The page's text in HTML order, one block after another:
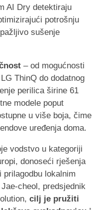
AI Dry detektiraju
potrošnju
sušenje
– od mogućnosti
ThinQ do dodatnog
perilica širine 61
modele poput
u više boja, čime
uređenja doma.
vodstvo u kategoriji
donoseći rješenja
lokalnim
cheol, predsjednik
cilj je pružiti